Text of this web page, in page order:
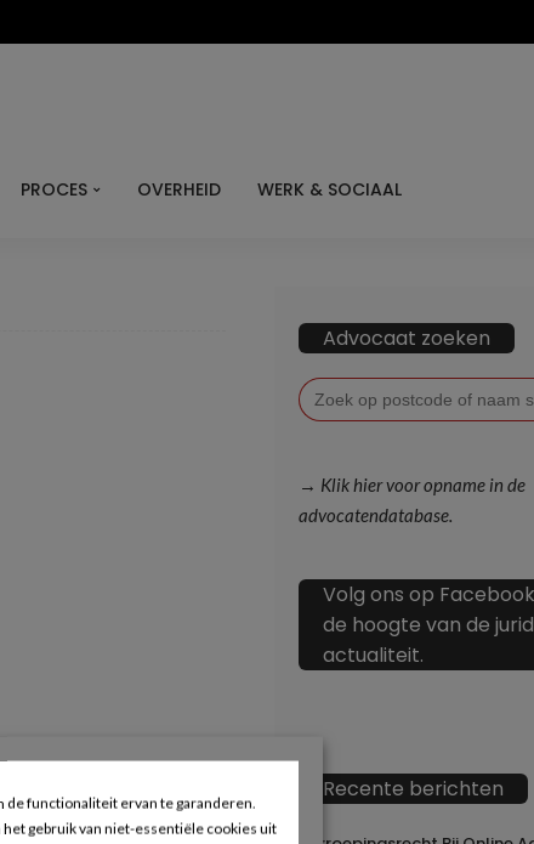
PROCES OVERHEID WERK & SOCIAAL
Advocaat zoeken
Zoek
naar:
→ Klik hier voor opname in de
advocatendatabase.
Volg ons op
de hoogte van de
actualiteit.
Recente berichten
de functionaliteit ervan te garanderen.
gebruik van niet-essentiële cookies uit